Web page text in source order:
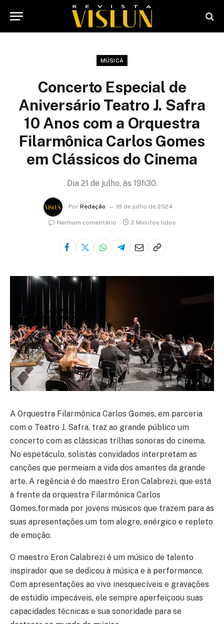
MÚSICA
Concerto Especial de
Aniversário Teatro J. Safra
10 Anos com a Orquestra
Filarmônica Carlos Gomes
em Clássicos do Cinema
Dia 21 de julho, às 19h30.
Por Redação 18 de julho de 2024
Nenhum comentário 2 Minutos lidos
A Orquestra Filarmônica Carlos Gomes, em parceria
com o Teatro J. Safra, traz ao grande público um
concerto com as clássicas trilhas sonoras do cinema.
No espetáculo, solistas convidados interpretam as
canções que permeiam a vida dos amantes da grande
arte. A regência é do maestro Eron Calabrezi, que está
à frente da orquestra Filarmônica Carlos
Gomes,formada por jovens músicos que trazem para as
suas apresentações um tom alegre, enérgico e repleto
de emoção.
O maestro Eron Calabrezi é um músico de talento
inspirador que se dedicou à música e à performance.
Com apresentações ao vivo inesquecíveis e gravações
de estúdio impecáveis, ele sempre aperfeiçoou suas
capacidades técnicas e sua sonoridade para se